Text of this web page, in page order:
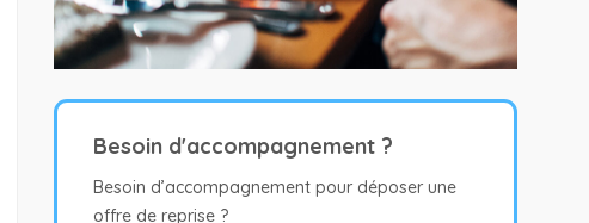
Besoin d'accompagnement ?
Besoin d’accompagnement pour déposer une
offre de reprise ?